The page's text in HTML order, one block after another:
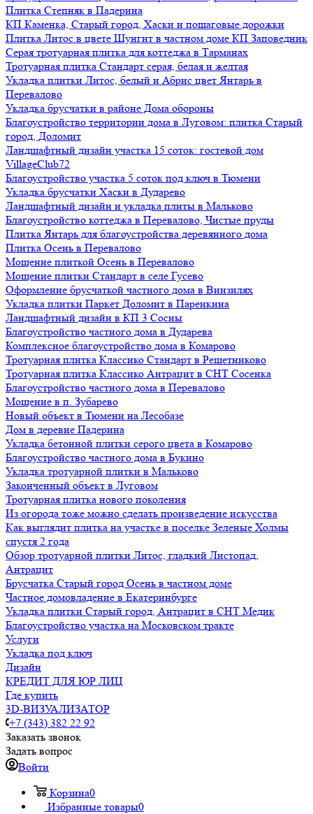
Плитка Степняк в Падерина
КП Каменка, Старый город, Хаски и пошаговые дорожки
Плитка Литос в цвете Шунгит в частном доме КП Заповедник
Серая тротуарная плитка для коттеджа в Тарманах
Тротуарная плитка Стандарт серая, белая и желтая
Укладка плитки Литос, белый и Абрис цвет Янтарь в
Перевалово
Укладка брусчатки в районе Дома обороны
Благоустройство территории дома в Луговом: плитка Старый
город, Доломит
Ландшафтный дизайн участка 15 соток: гостевой дом
VillageClub72
Благоустройство участка 5 соток под ключ в Тюмени
Укладка брусчатки Хаски в Дударево
Ландшафтный дизайн и укладка плиты в Мальково
Благоустройство коттеджа в Перевалово, Чистые пруды
Плитка Янтарь для благоустройства деревянного дома
Плитка Осень в Перевалово
Мощение плиткой Осень в Перевалово
Мощение плитки Стандарт в селе Гусево
Оформление брусчаткой частного дома в Винзилях
Укладка плитки Паркет Доломит в Паренкина
Ландшафтный дизайн в КП 3 Сосны
Благоустройство частного дома в Дударева
Комплексное благоустройство дома в Комарово
Тротуарная плитка Классико Стандарт в Решетниково
Тротуарная плитка Классико Антрацит в СНТ Сосенка
Благоустройство частного дома в Перевалово
Мощение в п. Зубарево
Новый объект в Тюмени на Лесобазе
Дом в деревне Падерина
Укладка бетонной плитки серого цвета в Комарово
Благоустройство частного дома в Букино
Укладка тротуарной плитки в Мальково
Законченный объект в Луговом
Тротуарная плитка нового поколения
Из огорода тоже можно сделать произведение искусства
Как выглядит плитка на участке в поселке Зеленые Холмы
спустя 2 года
Обзор тротуарной плитки Литос, гладкий Листопад,
Антрацит
Брусчатка Старый город Осень в частном доме
Частное домовладение в Екатеринбурге
Укладка плитки Старый город, Антрацит в СНТ Медик
Благоустройство участка на Московском тракте
Услуги
Укладка под ключ
Дизайн
КРЕДИТ ДЛЯ ЮР ЛИЦ
Где купить
3D-ВИЗУАЛИЗАТОР
+7 (343) 382 22 92
Заказать звонок
Задать вопрос
Войти
Корзина0
Избранные товары0